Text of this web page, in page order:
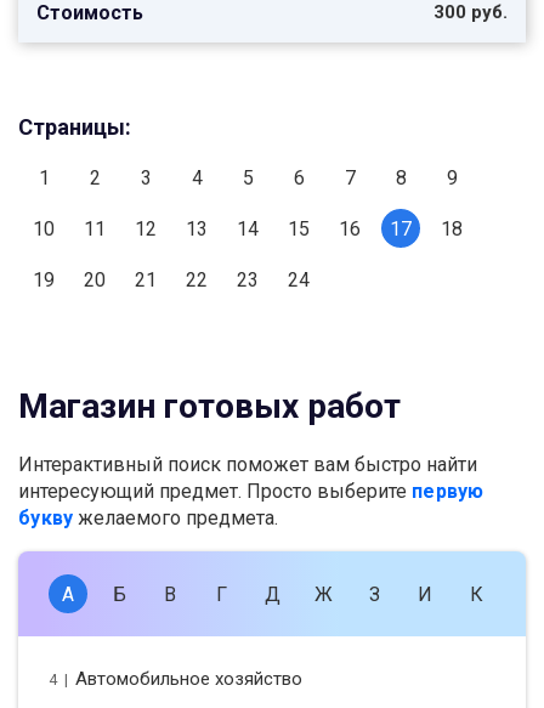
300 руб.
Страницы:
1 2 3 4 5 6 7 8 9
10 11 12 13 14 15 16 17 18
19 20 21 22 23 24
Магазин готовых работ
Интерактивный поиск поможет вам быстро найти
интересующий предмет. Просто выберите первую
букву желаемого предмета.
А Б В Г Д Ж З И К
4 | Автомобильное хозяйство